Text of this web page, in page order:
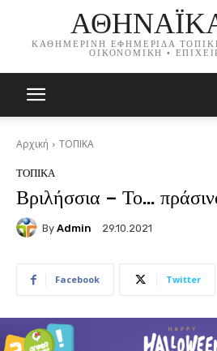
ΚΑΘΗΜΕΡΙΝΗ ΕΦΗΜΕΡΙΔΑ
ΟΙΚΟΝΟΜΙΚΗ •
Αρχική ΤΟΠΙΚΑ
ΤΟΠΙΚΑ
Βριλήσσια – Το…
By Admin 29.10.2021
Facebook Twitter